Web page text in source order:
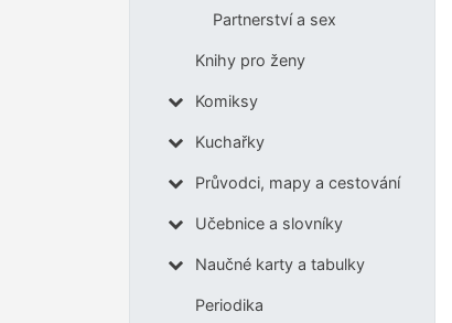
Partnerství a sex
Knihy pro ženy
Komiksy
Kuchařky
Průvodci, mapy a cestování
Učebnice a slovníky
Naučné karty a tabulky
Periodika